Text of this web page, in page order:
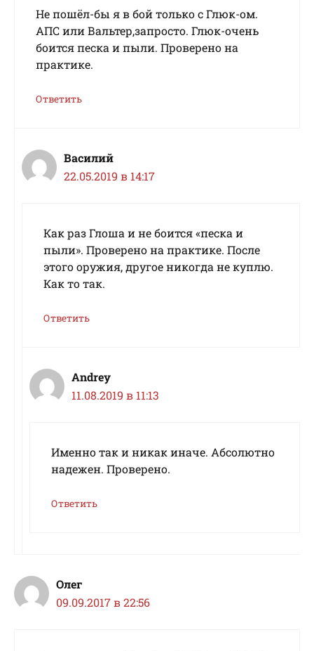
Не пошёл-бы я в бой только с Глюк-ом.
АПС или Вальтер,запросто. Глюк-очень
боится песка и пыли. Проверено на
практике.
Ответить
Василий
22.05.2019 в 14:17
Как раз Глоша и не боится «песка и
пыли». Проверено на практике. После
этого оружия, другое никогда не куплю.
Как то так.
Ответить
Andrey
11.08.2019 в 11:13
Именно так и никак иначе. Абсолютно
надежен. Проверено.
Ответить
Олег
09.09.2017 в 22:56